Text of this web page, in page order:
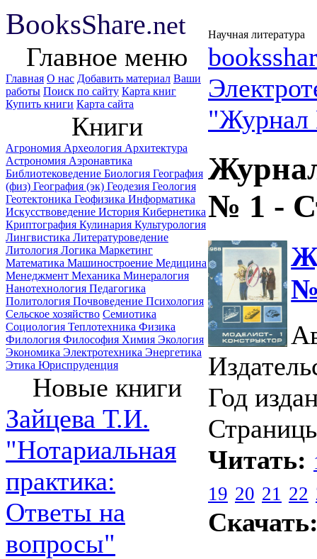
BooksShare.net Научная литература
Главное меню
Главная О нас Добавить материал Ваши
работы Поиск по сайту Карта книг
Купить книги Карта сайта
Книги
Агрономия Археология Архитектура
Астрономия Аэронавтика
Библиотековедение Биология География
(физ) География (эк) Геодезия Геология
Геотектоника Геофизика Информатика
Искусствоведение История Кибернетика
Криптография Кулинария Культурология
Лингвистика Литературоведение
Литология Логика Маркетинг
Математика Машиностроение Медицина
Менеджмент Механика Минералогия
Нанотехнология Педагогика
Политология Почвоведение Психология
Сельское хозяйство Семиотика
Социология Теплотехника Физика
Филология Философия Химия Экология
Экономика Электротехника Энергетика
Этика Юриспруденция
Новые книги
Зайцева Т.И.
"Нотариальная
практика:
Ответы на
вопросы"
"Журнал
№ 1 -
№
Год
Читать:
19 20 21 22